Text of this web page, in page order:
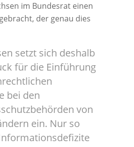
im Bundesrat einen
der genau dies
setzt sich deshalb
für die Einführung
bei den
von
ein. Nur so